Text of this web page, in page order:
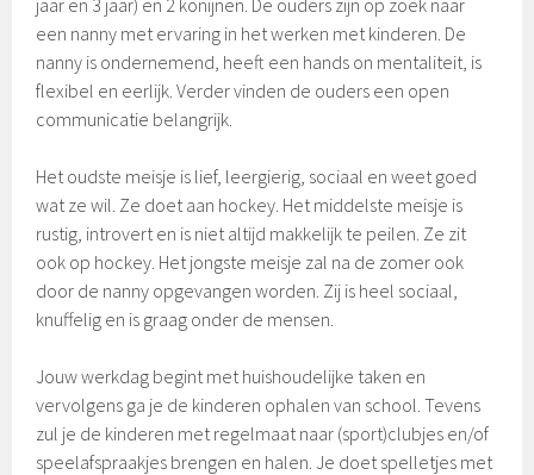
jaar en 3 jaar) en 2 konijnen. De ouders zijn op zoek naar
een nanny met ervaring in het werken met kinderen. De
nanny is ondernemend, heeft een hands on mentaliteit, is
flexibel en eerlijk. Verder vinden de ouders een open
communicatie belangrijk.
Het oudste meisje is lief, leergierig, sociaal en weet goed
wat ze wil. Ze doet aan hockey. Het middelste meisje is
rustig, introvert en is niet altijd makkelijk te peilen. Ze zit
ook op hockey. Het jongste meisje zal na de zomer ook
door de nanny opgevangen worden. Zij is heel sociaal,
knuffelig en is graag onder de mensen.
Jouw werkdag begint met huishoudelijke taken en
vervolgens ga je de kinderen ophalen van school. Tevens
zul je de kinderen met regelmaat naar (sport)clubjes en/of
speelafspraakjes brengen en halen. Je doet spelletjes met